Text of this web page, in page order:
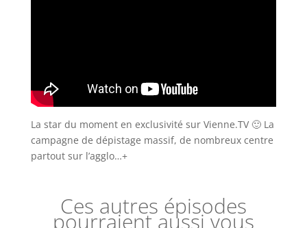
La star du moment en exclusivité sur Vienne.TV 🙂 La
campagne de dépistage massif, de nombreux centre
partout sur l’agglo…+
Ces autres épisodes
pourraient aussi vous